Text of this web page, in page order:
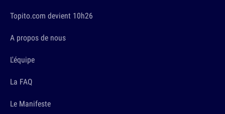
Topito.com devient 10h26
A propos de nous
L'équipe
La FAQ
Le Manifeste